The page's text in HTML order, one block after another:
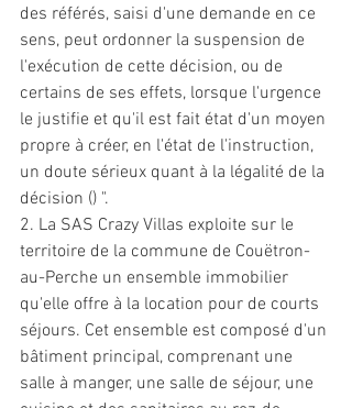
des référés, saisi d'une demande en ce
sens, peut ordonner la suspension de
l'exécution de cette décision, ou de
certains de ses effets, lorsque l'urgence
le justifie et qu'il est fait état d'un moyen
propre à créer, en l'état de l'instruction,
un doute sérieux quant à la légalité de la
décision () ".
2. La SAS Crazy Villas exploite sur le
territoire de la commune de Couëtron-
au-Perche un ensemble immobilier
qu'elle offre à la location pour de courts
séjours. Cet ensemble est composé d'un
bâtiment principal, comprenant une
salle à manger, une salle de séjour, une